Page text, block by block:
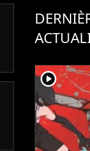
player2